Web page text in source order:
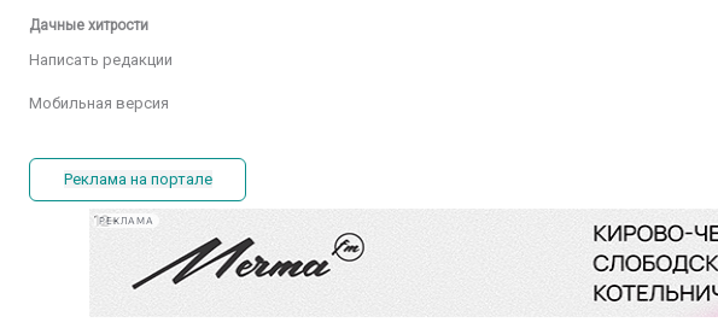
Дачные хитрости
Написать редакции
Мобильная версия
Реклама на портале
РЕКЛАМА